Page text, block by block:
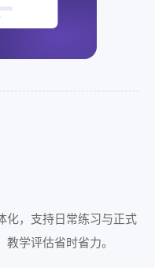
化，支持日常练习与正式
学评估省时省力。